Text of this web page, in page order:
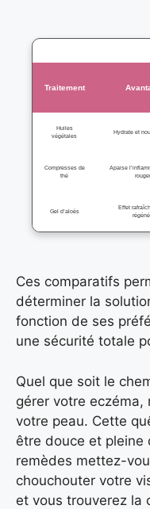
Traitement
Huiles
végétales
Hydrate et
Compresses de
thé
Apaise
Gel d’aloès
Effet
Ces comparatifs
déterminer la
fonction de ses
une sécurité totale
Quel que soit le
gérer votre eczéma,
votre peau. Cette
être douce et pleine
remèdes mettez-
chouchouter votre
et vous trouverez la